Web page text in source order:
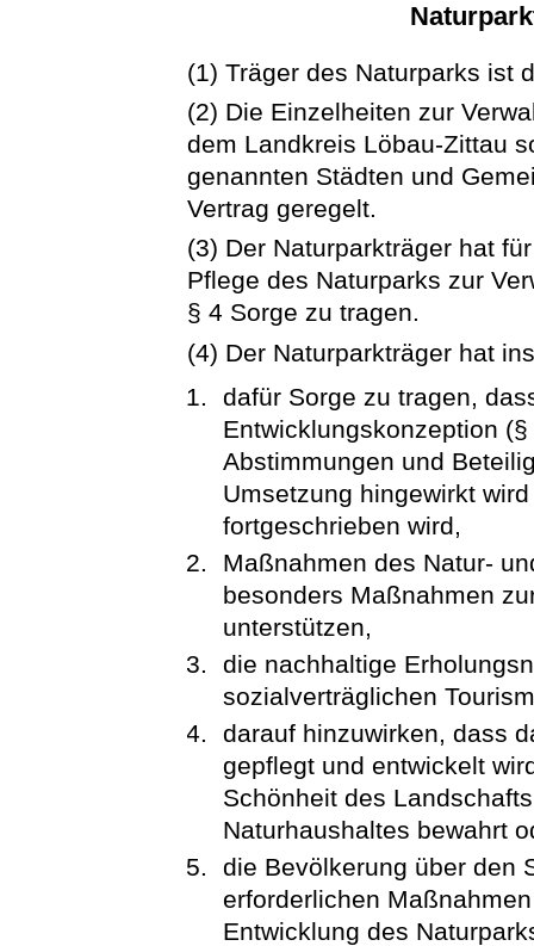
(1) Träger des Naturparks ist
(2) Die Einzelheiten zur
dem Landkreis Löbau-Zittau
genannten Städten und
Vertrag geregelt.
(3) Der Naturparkträger hat
Pflege des Naturparks zur
§ 4 Sorge zu tragen.
(4) Der Naturparkträger hat
dafür Sorge zu tragen,
Entwicklungskonzeption
Abstimmungen und
Umsetzung hingewirkt
fortgeschrieben wird,
Maßnahmen des Natur-
besonders Maßnahmen
unterstützen,
die nachhaltige
sozialverträglichen
darauf hinzuwirken, dass
gepflegt und entwickelt
Schönheit des
Naturhaushaltes bewahrt
die Bevölkerung über den
erforderlichen
Entwicklung des